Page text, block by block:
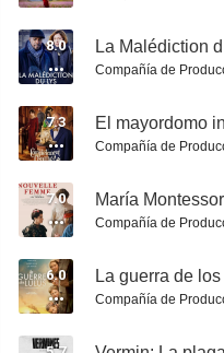
8.3
8.2
8.0 La Malédiction
Compañía de
7.3 El mayordomo
Compañía de
7.0 María
Compañía de
6.0 La guerra de
Compañía de